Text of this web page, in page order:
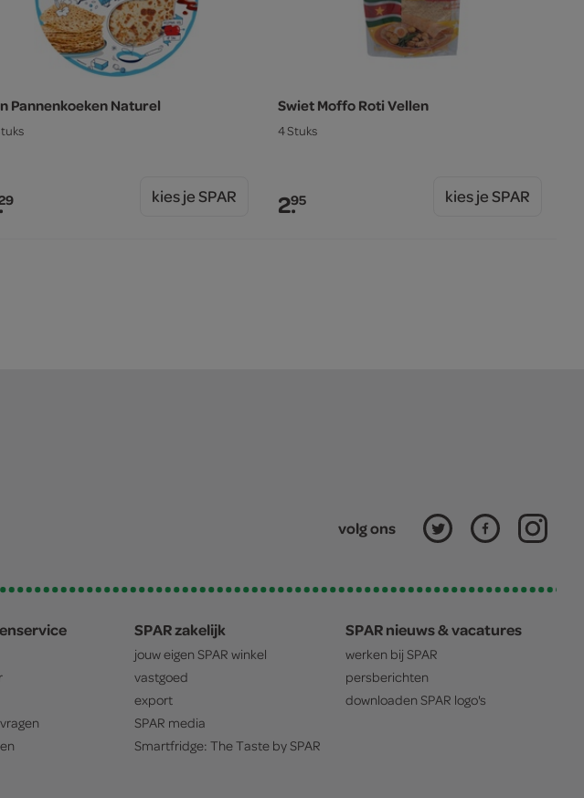
Pannenkoeken Naturel
kies je SPAR
Swiet Moffo Roti Vellen
4 Stuks
2.95 kies je SPAR
volg ons
SPAR zakelijk
jouw eigen SPAR winkel
vastgoed
export
SPAR media
Smartfridge: The Taste bySPAR
SPAR nieuws & vacatures
werken bij SPAR
persberichten
downloaden SPAR logo's